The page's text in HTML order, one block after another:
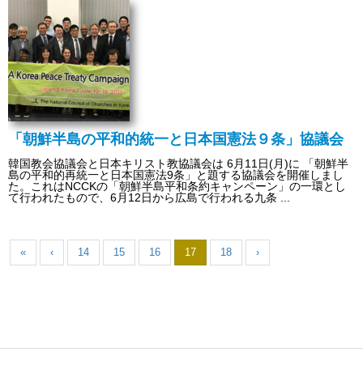
「朝鮮半島の平和的統一と日本国憲法９条」協議会
韓国教会協議会と日本キリスト教協議会は 6月11日(月)に 「朝鮮半
島の平和的再統一と日本国憲法9条」と題する協議会を開催しまし
た。これはNCCKの「朝鮮半島平和条約キャンペーン」の一環とし
て行われたもので、6月12日から広島で行われる九条 ...
« ‹ 14 15 16 17 18 ›